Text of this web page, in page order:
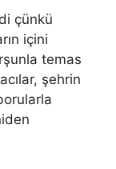
çünkü
içini
temas
şehrin